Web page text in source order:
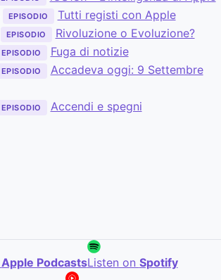
EPISODIO
Tutti registi con Apple
EPISODIO
Rivoluzione o Evoluzione?
EPISODIO
Fuga di notizie
EPISODIO
Accadeva oggi: 9 Settembre
EPISODIO Accendi e spegni
Apple PodcastsListen on Spotify